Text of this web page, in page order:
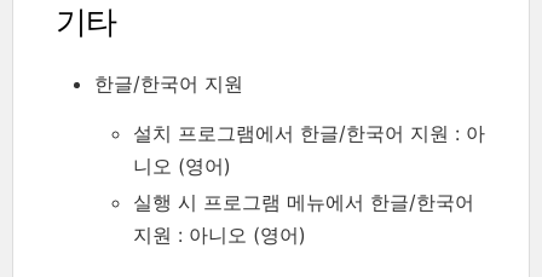
기타
한글/한국어 지원
설치 프로그램에서 한글/한국어 지원 : 아
니오 (영어)
실행 시 프로그램 메뉴에서 한글/한국어
지원 : 아니오 (영어)